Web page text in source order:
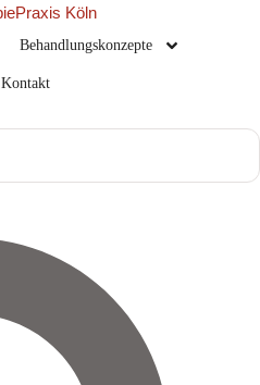
Behandlungskonzepte
Kontakt